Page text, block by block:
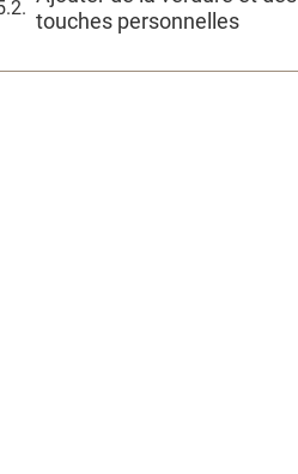
touches personnelles